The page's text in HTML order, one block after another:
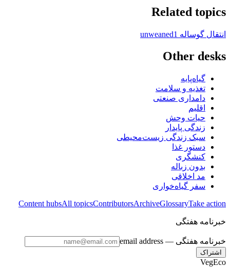
Related topics
انتقال گوساله unweaned 1
Other desks
گیاه‌پایه
تغذیه و سلامت
دامداری صنعتی
اقلیم
حیات وحش
زندگی پایدار
سبک زندگی زیست‌محیطی
دستور غذا
کنشگری
بدون زباله
مد اخلاقی
سفر گیاه‌خواری
Content hubsAll topicsContributorsArchiveGlossaryTake action
خبرنامه هفتگی
خبرنامه هفتگی — email address
اشتراک
VegEco